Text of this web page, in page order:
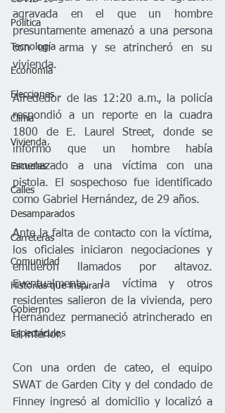
Política
Tecnología
Economía
Elecciones
Clima
Vivienda
Escuelas
Calles
Desamparados
Carreteras
Comunidad
Historias que inspiran
Gobierno
Espectáculos
agravada en el que un hombre
presuntamente amenazó a una persona
con un arma y se atrincheró en su
vivienda.
Alrededor de las 12:20 a.m., la policía
respondió a un reporte en la cuadra
1800 de E. Laurel Street, donde se
informó que un hombre había
amenazado a una víctima con una
pistola. El sospechoso fue identificado
como Gabriel Hernández, de 29 años.
Ante la falta de contacto con la víctima,
los oficiales iniciaron negociaciones y
emitieron llamados por altavoz.
Eventualmente, la víctima y otros
residentes salieron de la vivienda, pero
Hernández permaneció atrincherado en
el interior.
Con una orden de cateo, el equipo
SWAT de Garden City y del condado de
Finney ingresó al domicilio y localizó a